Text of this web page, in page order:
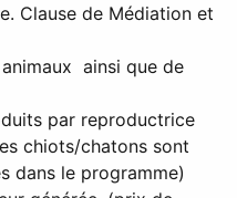
Clause de Médiation et
ainsi que de
par reproductrice
chiots/chatons sont
dans le programme)